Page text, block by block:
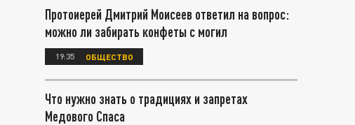
Протоиерей Дмитрий Моисеев ответил на вопрос:
можно ли забирать конфеты с могил
19:35 ОБЩЕСТВО
Что нужно знать о традициях и запретах
Медового Спаса